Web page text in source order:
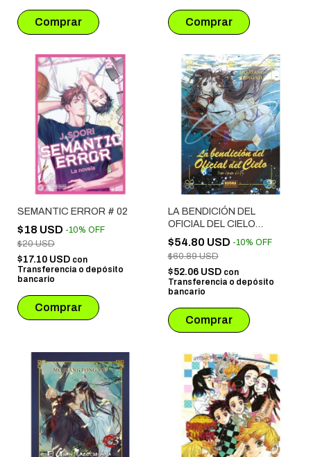
SEMANTIC ERROR # 02
$18 USD -10% OFF
$20 USD
$17.10 USD con
Transferencia o depósito
bancario
LA BENDICIÓN DEL
OFICIAL DEL CIELO
NOVELA # 03 EDICIÓN
ESPECIAL
$54.80 USD -10% OFF
$60.89 USD
$52.06 USD con
Transferencia o depósito
bancario